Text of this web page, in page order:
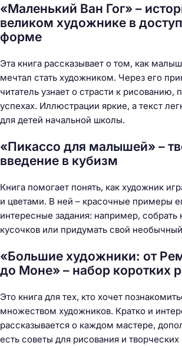
«Маленький Ван Гог» –
великом художнике в
форме
Эта книга рассказывает о том, как
мечтал стать художником. Через его
читатель узнает о страсти к рисованию,
успехах. Иллюстрации яркие, а текст
для детей начальной школы.
«Пикассо для малышей» –
введение в кубизм
Книга помогает понять, как художник
и цветами. В ней – красочные примеры
интересные задания: например, собрать
кусочков или придумать свой
«Большие художники: от
до Моне» – набор коротких
Это книга для тех, кто хочет
множеством художников. Кратко и
рассказывается о каждом мастере,
есть советы для рисования и творческих